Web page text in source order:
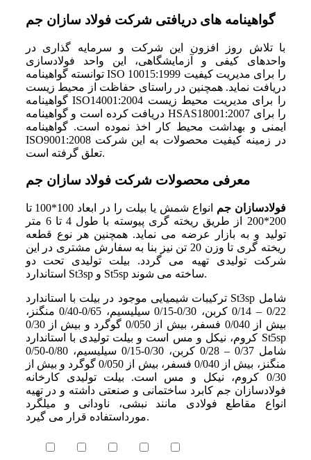
گواهینامه های دریافتی شرکت فولاد سازان جم
با تلاش روز افزون این شرکت و سرمایه گذاری در
واحدهای کیفی و آزمایشگاهی، این واحد فولادسازی
توانسته گواهینامه ISO 10015:1999 را برای مدیریت کیفیت
دریافت نماید. همچنین در راستای حفاظت از محیط زیست
گواهینامه ISO14001:2004 را برای مدیریت محیط زیست
دریافت کرده است و گواهینامه HSAS18001:2007 را برای
ایمنی و بهداشت محیط کار اخذ نموده است. گواهینامه
ISO9001:2008 در زمینه کیفیت محصولات به این شرکت
تعلق گرفته است.
معرفی محصولات شرکت فولاد سازان جم
فولادسازان جم
انواع شمش یا بیلت را در ابعاد 100*100 تا
200*200 از طریق ریخته گری پیوسته با طول 4 تا 6 متر
تولید و به بازار عرضه می نماید. همچنین هر نوع قطعه
ریخته گری تا وزن 20 تن نیز بنا به سفارش مشتری در این
شرکت تولیدی تهیه می گردد. بیلت تولیدی تحت دو
استاندارد St3sp و St5sp ساخته می شوند.
ترکیبات شیمیایی موجود در بیلت با استاندارد St3sp شامل
0/22 – 0/14 کربن، 0/30-0/15 سیلیسیم، 0/65-0/40 منگنز،
بیش از 0/040 فسفر، بیش از 0/050 گوگرد و بیش از 0/30
کروم، نیکل و مس است و بیلت تولیدی با استاندارد St5sp
شامل 0/37 – 0/28 کربن، 0/30-0/15 سیلیسیم، 0/80-0/50
منگنز، بیش از 0/040 فسفر، بیش از 0/050 گوگرد و بیش از
0/30 کروم، نیکل و مس است. بیلت تولیدی کارخانه
فولادسازان جم کابرد ساختمانی و صنعتی داشته و در تهیه
انواع مقاطع فولادی مانند نبشی، ناودانی و میلگرد
مورداستفاده قرار می گیرد.